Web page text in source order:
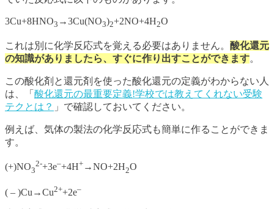
3Cu+8HNO3 →3Cu(NO3)2+2NO+4H2O
これは別に化学反応式を覚える必要はありません。 酸化還元
の知識がありましたら、すぐに作り出すことができます。
この酸化剤と還元剤を使った酸化還元の定義がわからない人
は、「 酸化還元の最重要定義!学校では教えてくれない受験
テクとは？ 」で確認しておいてください。
例えば、気体の製法の化学反応式も簡単に作ることができま
す。
(+)NO3
2-+3e–+4H+ →NO+2H2O
( – )Cu→Cu2++2e–